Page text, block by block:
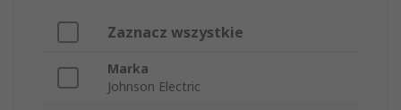
Zaznacz wszystkie
Marka
Johnson Electric